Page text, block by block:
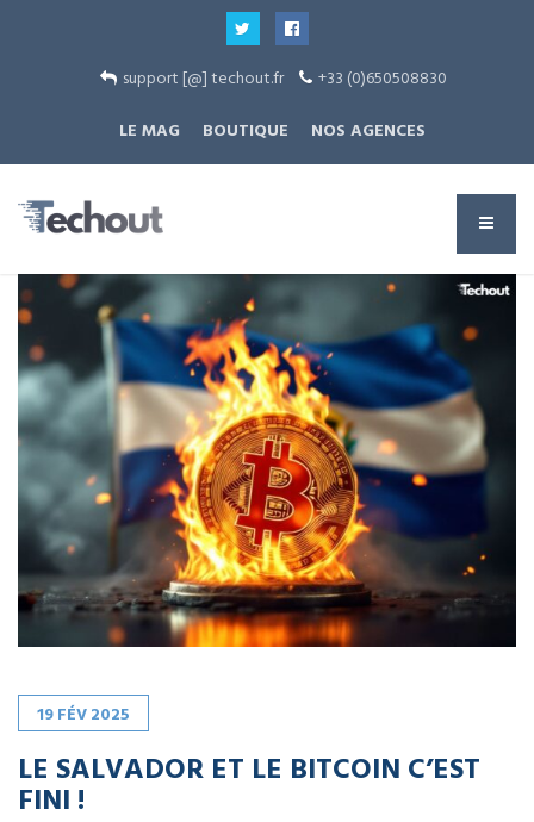
support [@] techout.fr
+33 (0)650508830
LE MAG
BOUTIQUE NOS AGENCES
19FÉV2025
LE SALVADOR ET LE BITCOIN C’EST
FINI !